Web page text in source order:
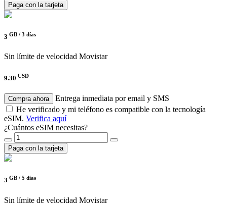
Paga con la tarjeta
3 GB / 3 días
Sin límite de velocidad Movistar
9.30 USD
Compra ahora
Entrega inmediata por email y SMS
He verificado y mi teléfono es compatible con la tecnología
eSIM. Verifica aquí
¿Cuántos eSIM necesitas?
Paga con la tarjeta
3 GB / 5 días
Sin límite de velocidad Movistar